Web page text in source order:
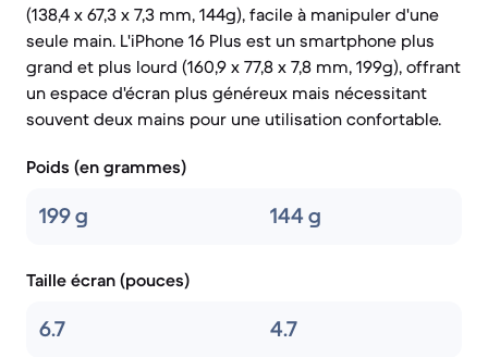
(138,4 x 67,3 x 7,3 mm, 144g), facile à manipuler d'une
seule main. L'iPhone 16 Plus est un smartphone plus
grand et plus lourd (160,9 x 77,8 x 7,8 mm, 199g), offrant
un espace d'écran plus généreux mais nécessitant
souvent deux mains pour une utilisation confortable.
Poids (en grammes)
199 g 144 g
Taille écran (pouces)
6.7 4.7